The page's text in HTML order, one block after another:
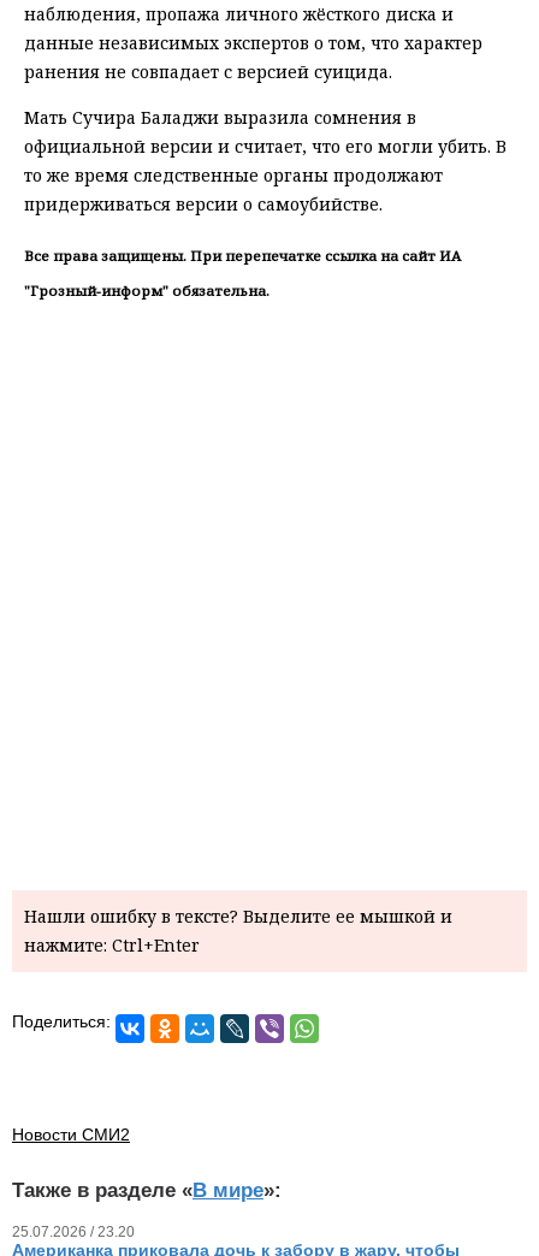
наблюдения, пропажа личного жёсткого диска и
данные независимых экспертов о том, что характер
ранения не совпадает с версией суицида.
Мать Сучира Баладжи выразила сомнения в
официальной версии и считает, что его могли убить. В
то же время следственные органы продолжают
придерживаться версии о самоубийстве.
Все права защищены. При перепечатке ссылка на сайт ИА
"Грозный-информ" обязательна.
Нашли ошибку в тексте? Выделите ее мышкой и
нажмите: Ctrl+Enter
Поделиться:
Новости СМИ2
Также в разделе «В мире»:
25.07.2026 / 23.20
Американка приковала дочь к забору в жару, чтобы